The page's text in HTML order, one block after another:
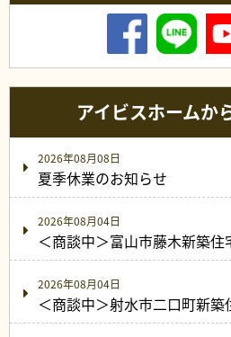
アイビスホームか
2026年08月08日
夏季休業のお知らせ
2026年08月04日
＜商談中＞富山市藤木新築住
2026年08月04日
＜商談中＞射水市二口町新築